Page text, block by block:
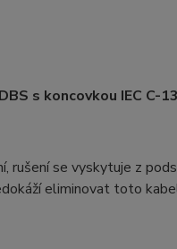
s koncovkou IEC C-13
rušení se vyskytuje z
eliminovat toto